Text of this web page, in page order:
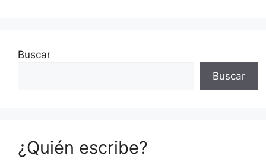
Buscar
Buscar
¿Quién escribe?